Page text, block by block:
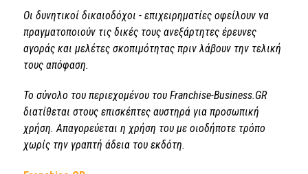
Οι δυνητικοί δικαιοδόχοι - επιχειρηματίες οφείλουν να
πραγματοποιούν τις δικές τους ανεξάρτητες έρευνες
αγοράς και μελέτες σκοπιμότητας πριν λάβουν την τελική
τους απόφαση.
Το σύνολο του περιεχομένου του Franchise-Business.GR
διατίθεται στους επισκέπτες αυστηρά για προσωπική
χρήση. Απαγορεύεται η χρήση του με οιοδήποτε τρόπο
χωρίς την γραπτή άδεια του εκδότη.